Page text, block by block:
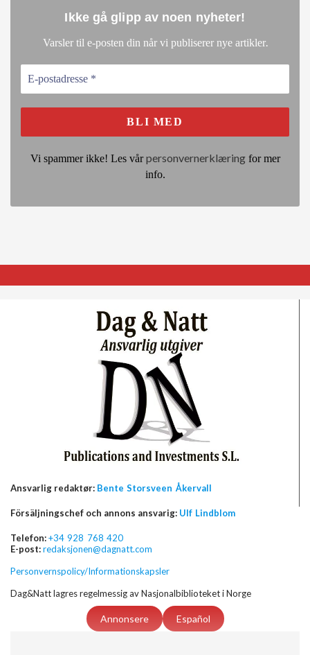
Ikke gå glipp av noen nyheter!
Varsler til e-posten din når vi publiserer nye artikler.
Vi spammer ikke! Les vårpersonvernerklæringfor mer
info.
Ansvarlig redaktør: Bente Storsveen Åkervall
Försäljningschef och annons ansvarig: Ulf Lindblom
Telefon:+34 928 768 420
E-post:redaksjonen@dagnatt.com
Personvernspolicy/Informationskapsler
Dag&Natt lagres regelmessig av Nasjonalbiblioteket i Norge
Annonsere Español